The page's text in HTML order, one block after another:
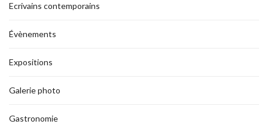
Ecrivains contemporains
Évènements
Expositions
Galerie photo
Gastronomie